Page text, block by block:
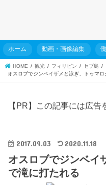
ホーム 動画・画像編集
HOME 観光 フィリピン
セブ島
オスロブでジンベイザメと泳ぎ、トゥマロ
【PR】この記事には広告
2017.09.03 2020.11.18
オスロブでジンベイ
で滝に打たれる